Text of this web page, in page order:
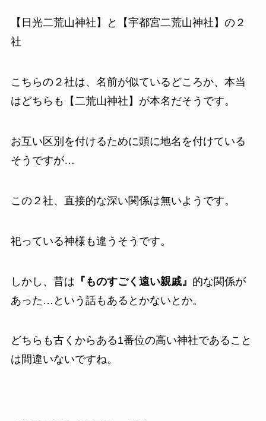
【日光二荒山神社】と【宇都宮二荒山神社】の２
社
こちらの２社は、名前が似ているどころか、本当
はどちらも【二荒山神社】が本名だそうです。
お互い区別を付けるために頭に地名を付けている
そうですが…
この２社、直接的な深い関係は無いようです。
祀っている神様も違うそうです。
しかし、昔は 『ものすごく遠い親戚』 的な関係が
あった…という話もあるとかないとか。
どちらも古くからある1番位の高い神社であること
は間違いないですね。